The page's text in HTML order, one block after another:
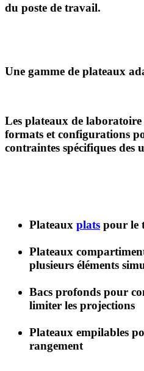
du poste de travail.
Une gamme de plateaux
Les plateaux de laboratoire
formats et configurations
contraintes spécifiques des
Plateaux plats pour le
Plateaux
plusieurs éléments
Bacs profonds pour
limiter les projections
Plateaux empilables
rangement